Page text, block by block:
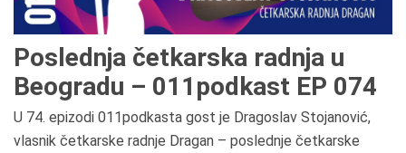
Poslednja četkarska radnja u
Beogradu – 011podkast EP 074
U 74. epizodi 011podkasta gost je Dragoslav Stojanović,
vlasnik četkarske radnje Dragan – poslednje četkarske